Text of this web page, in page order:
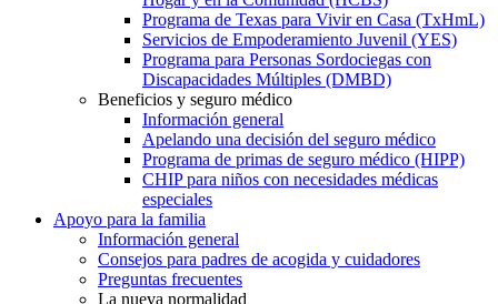
Programa de Texas para Vivir en Casa (TxHmL)
Servicios de Empoderamiento Juvenil (YES)
Programa para Personas Sordociegas con
Discapacidades Múltiples (DMBD)
Beneficios y seguro médico
Información general
Apelando una decisión del seguro médico
Programa de primas de seguro médico (HIPP)
CHIP para niños con necesidades médicas
especiales
Apoyo para la familia
Información general
Consejos para padres de acogida y cuidadores
Preguntas frecuentes
La nueva normalidad